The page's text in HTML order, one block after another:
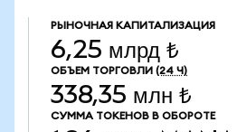
РЫНОЧНАЯ КАПИТАЛИЗАЦИЯ
6,25 млрд ₺
ОБЪЕМ ТОРГОВЛИ (24 Ч)
338,35 млн ₺
СУММА ТОКЕНОВ В ОБОРОТЕ